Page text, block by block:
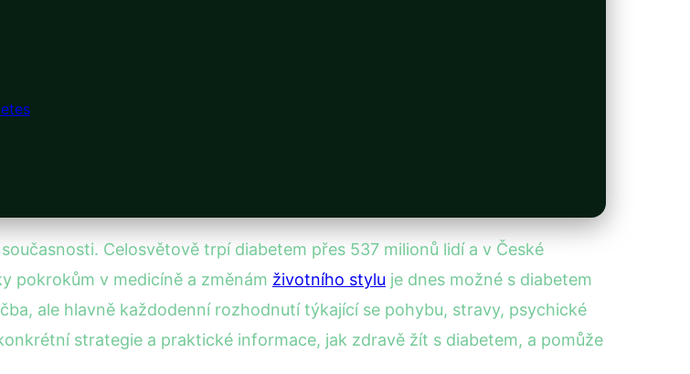
Celosvětově trpí diabetem přes 537 milionů lidí a v České
pokrokům v medicíně a změnám životního stylu je dnes možné s diabetem
ale hlavně každodenní rozhodnutí týkající se pohybu, stravy, psychické
strategie a praktické informace, jak zdravě žít s diabetem, a pomůže